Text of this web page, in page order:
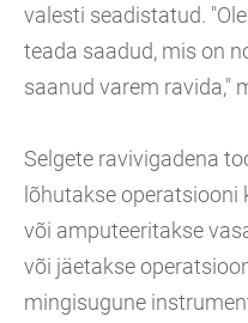
valesti seadistatud.
teada saadud, mis on
saanud varem ravida,"
Selgete ravivigadena
lõhutakse operatsiooni
või amputeeritakse
või jäetakse
mingisugune